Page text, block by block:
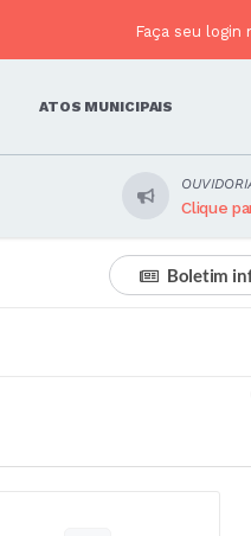
Faça seu login
ATOS MUNICIPAIS
Clique
Boletim